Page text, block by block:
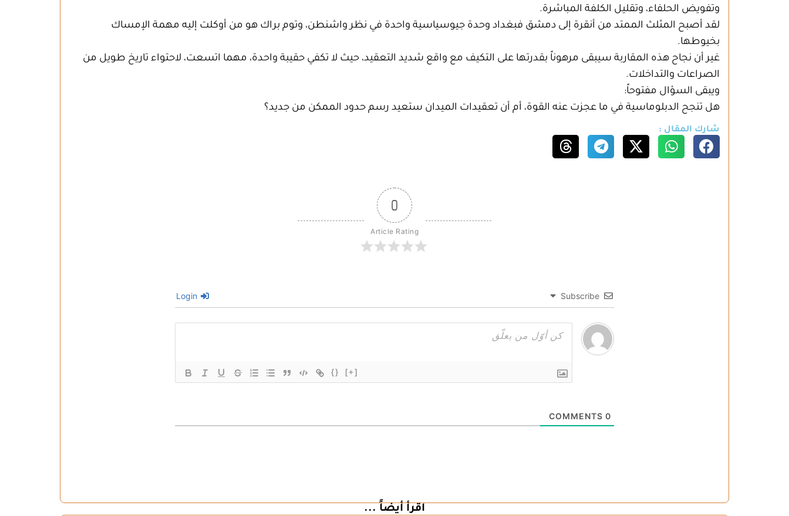
وتفويض الحلفاء، وتقليل الكلفة المباشرة.
لقد أصبح المثلث الممتد من أنقرة إلى دمشق فبغداد وحدة جيوسياسية واحدة في نظر واشنطن، وتوم براك هو من أوكلت إليه مهمة الإمساك
بخيوطها.
غير أن نجاح هذه المقاربة سيبقى مرهوناً بقدرتها على التكيف مع واقع شديد التعقيد، حيث لا تكفي حقيبة واحدة، مهما اتسعت، لاحتواء تاريخ طويل من
الصراعات والتداخلات.
ويبقى السؤال مفتوحاً:
هل تنجح الدبلوماسية في ما عجزت عنه القوة، أم أن تعقيدات الميدان ستعيد رسم حدود الممكن من جديد؟
شارك المقال :
0
Article Rating
Subscribe
{} [+]
0
اقرأ أيضاً ...